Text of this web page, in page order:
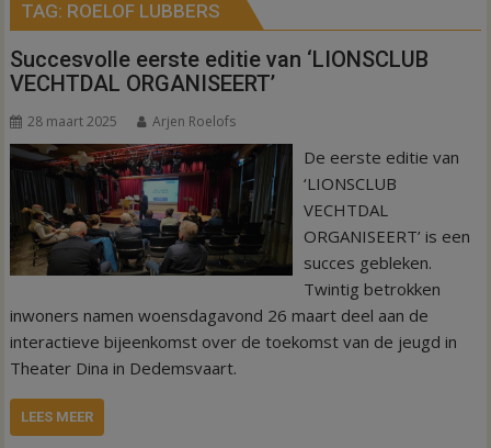
TAG: ROELOF LUBBERS
Succesvolle eerste editie van ‘LIONSCLUB
VECHTDAL ORGANISEERT’
28 maart 2025 Arjen Roelofs
De eerste editie van
‘LIONSCLUB
VECHTDAL
ORGANISEERT’ is een
succes gebleken.
Twintig betrokken
inwoners namen woensdagavond 26 maart deel aan de
interactieve bijeenkomst over de toekomst van de jeugd in
Theater Dina in Dedemsvaart.
LEES MEER